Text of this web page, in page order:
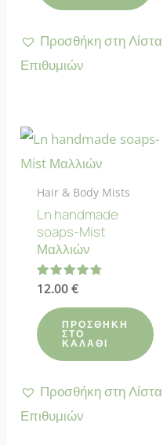
Προσθήκη στη Λίστα
Επιθυμιών
Hair & Body Mists
Ln handmade
soaps-Mist
Μαλλιών
Βαθμολογήθηκε
4.78
από 5
12.00 €
ΠΡΟΣΘΉΚΗ
ΣΤΟ
ΚΑΛΆΘΙ
Προσθήκη στη Λίστα
Επιθυμιών